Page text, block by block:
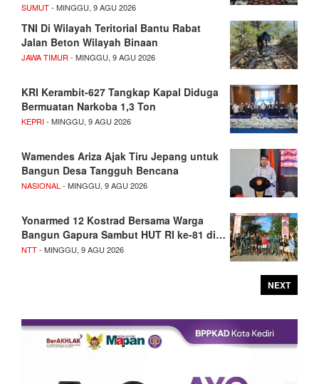
SUMUT- MINGGU, 9 AGU 2026
TNI Di Wilayah Teritorial Bantu Rabat
Jalan Beton Wilayah Binaan
JAWA TIMUR - MINGGU, 9 AGU 2026
KRI Kerambit-627 Tangkap Kapal Diduga
Bermuatan Narkoba 1,3 Ton
KEPRI- MINGGU, 9 AGU 2026
Wamendes Ariza Ajak Tiru Jepang untuk
Bangun Desa Tangguh Bencana
NASIONAL - MINGGU, 9 AGU 2026
Yonarmed 12 Kostrad Bersama Warga
Bangun Gapura Sambut HUT RI ke-81 di…
NTT- MINGGU, 9 AGU 2026
NEXT